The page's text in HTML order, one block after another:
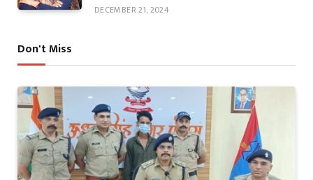
DECEMBER 21, 2024
Don't Miss